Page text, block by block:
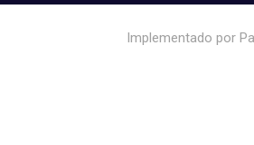
Implementado por